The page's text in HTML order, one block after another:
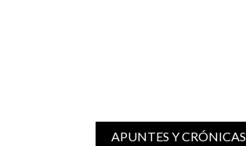
APUNTES Y CRÓNICAS